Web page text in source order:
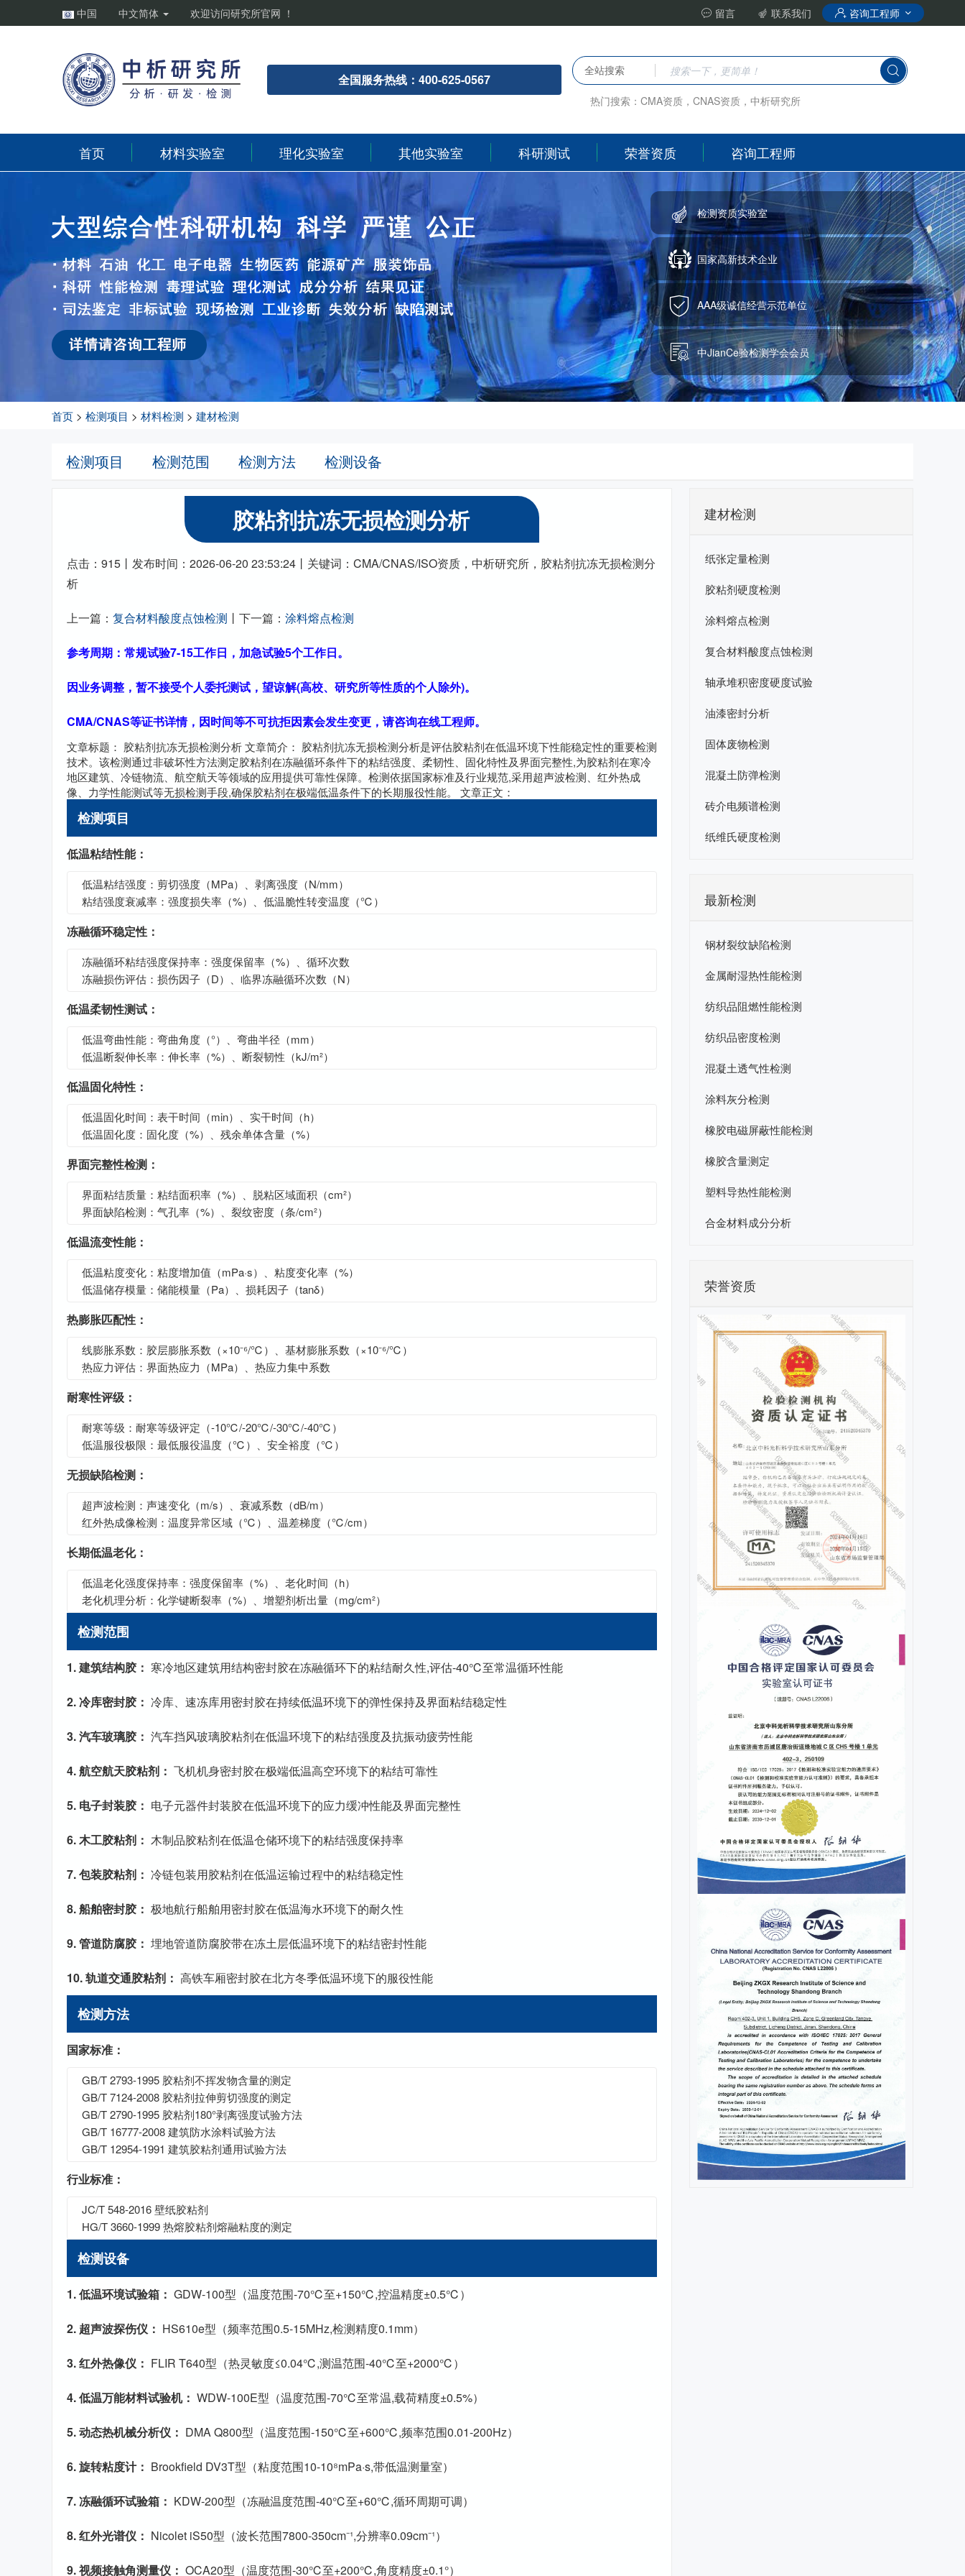
中国 中文简体 欢迎访问研究所官网 ！ 留言 联系我们 咨询工程师
全国服务热线：400-625-0567
全站搜索
热门搜索：CMA资质，CNAS资质，中析研究所
首页 材料实验室 理化实验室 其他实验室 科研测试 荣誉资质 咨询工程师
检测资质实验室
国家高新技术企业
AAA级诚信经营示范单位
中JianCe验检测学会会员
首页 > 检测项目 > 材料检测 > 建材检测
检测项目 检测范围 检测方法 检测设备
胶粘剂抗冻无损检测分析
点击：915丨发布时间：2026-06-20 23:53:24丨关键词：CMA/CNAS/ISO资质，中析研究所，胶粘剂抗冻无损检测分
析
上一篇： 复合材料酸度点蚀检测 丨下一篇： 涂料熔点检测
参考周期：常规试验7-15工作日，加急试验5个工作日。
因业务调整，暂不接受个人委托测试，望谅解(高校、研究所等性质的个人除外)。
CMA/CNAS等证书详情，因时间等不可抗拒因素会发生变更，请咨询在线工程师。
文章标题： 胶粘剂抗冻无损检测分析 文章简介： 胶粘剂抗冻无损检测分析是评估胶粘剂在低温环境下性能稳定性的重要检测
技术。该检测通过非破坏性方法测定胶粘剂在冻融循环条件下的粘结强度、柔韧性、固化特性及界面完整性,为胶粘剂在寒冷
地区建筑、冷链物流、航空航天等领域的应用提供可靠性保障。检测依据国家标准及行业规范,采用超声波检测、红外热成
像、力学性能测试等无损检测手段,确保胶粘剂在极端低温条件下的长期服役性能。 文章正文：
检测项目
低温粘结性能：
低温粘结强度：剪切强度（MPa）、剥离强度（N/mm）
粘结强度衰减率：强度损失率（%）、低温脆性转变温度（℃）
冻融循环稳定性：
冻融循环粘结强度保持率：强度保留率（%）、循环次数
冻融损伤评估：损伤因子（D）、临界冻融循环次数（N）
低温柔韧性测试：
低温弯曲性能：弯曲角度（°）、弯曲半径（mm）
低温断裂伸长率：伸长率（%）、断裂韧性（kJ/m²）
低温固化特性：
低温固化时间：表干时间（min）、实干时间（h）
低温固化度：固化度（%）、残余单体含量（%）
界面完整性检测：
界面粘结质量：粘结面积率（%）、脱粘区域面积（cm²）
界面缺陷检测：气孔率（%）、裂纹密度（条/cm²）
低温流变性能：
低温粘度变化：粘度增加值（mPa·s）、粘度变化率（%）
低温储存模量：储能模量（Pa）、损耗因子（tanδ）
热膨胀匹配性：
线膨胀系数：胶层膨胀系数（×10⁻⁶/℃）、基材膨胀系数（×10⁻⁶/℃）
热应力评估：界面热应力（MPa）、热应力集中系数
耐寒性评级：
耐寒等级：耐寒等级评定（-10℃/-20℃/-30℃/-40℃）
低温服役极限：最低服役温度（℃）、安全裕度（℃）
无损缺陷检测：
超声波检测：声速变化（m/s）、衰减系数（dB/m）
红外热成像检测：温度异常区域（℃）、温差梯度（℃/cm）
长期低温老化：
低温老化强度保持率：强度保留率（%）、老化时间（h）
老化机理分析：化学键断裂率（%）、增塑剂析出量（mg/cm²）
检测范围
1. 建筑结构胶： 寒冷地区建筑用结构密封胶在冻融循环下的粘结耐久性,评估-40℃至常温循环性能
2. 冷库密封胶： 冷库、速冻库用密封胶在持续低温环境下的弹性保持及界面粘结稳定性
3. 汽车玻璃胶： 汽车挡风玻璃胶粘剂在低温环境下的粘结强度及抗振动疲劳性能
4. 航空航天胶粘剂： 飞机机身密封胶在极端低温高空环境下的粘结可靠性
5. 电子封装胶： 电子元器件封装胶在低温环境下的应力缓冲性能及界面完整性
6. 木工胶粘剂： 木制品胶粘剂在低温仓储环境下的粘结强度保持率
7. 包装胶粘剂： 冷链包装用胶粘剂在低温运输过程中的粘结稳定性
8. 船舶密封胶： 极地航行船舶用密封胶在低温海水环境下的耐久性
9. 管道防腐胶： 埋地管道防腐胶带在冻土层低温环境下的粘结密封性能
10. 轨道交通胶粘剂： 高铁车厢密封胶在北方冬季低温环境下的服役性能
检测方法
国家标准：
GB/T 2793-1995 胶粘剂不挥发物含量的测定
GB/T 7124-2008 胶粘剂拉伸剪切强度的测定
GB/T 2790-1995 胶粘剂180°剥离强度试验方法
GB/T 16777-2008 建筑防水涂料试验方法
GB/T 12954-1991 建筑胶粘剂通用试验方法
行业标准：
JC/T 548-2016 壁纸胶粘剂
HG/T 3660-1999 热熔胶粘剂熔融粘度的测定
检测设备
1. 低温环境试验箱： GDW-100型（温度范围-70℃至+150℃,控温精度±0.5℃）
2. 超声波探伤仪： HS610e型（频率范围0.5-15MHz,检测精度0.1mm）
3. 红外热像仪： FLIR T640型（热灵敏度≤0.04℃,测温范围-40℃至+2000℃）
4. 低温万能材料试验机： WDW-100E型（温度范围-70℃至常温,载荷精度±0.5%）
5. 动态热机械分析仪： DMA Q800型（温度范围-150℃至+600℃,频率范围0.01-200Hz）
6. 旋转粘度计： Brookfield DV3T型（粘度范围10-10⁸mPa·s,带低温测量室）
7. 冻融循环试验箱： KDW-200型（冻融温度范围-40℃至+60℃,循环周期可调）
8. 红外光谱仪： Nicolet iS50型（波长范围7800-350cm⁻¹,分辨率0.09cm⁻¹）
9. 视频接触角测量仪： OCA20型（温度范围-30℃至+200℃,角度精度±0.1°）
建材检测
纸张定量检测
胶粘剂硬度检测
涂料熔点检测
复合材料酸度点蚀检测
轴承堆积密度硬度试验
油漆密封分析
固体废物检测
混凝土防弹检测
砖介电频谱检测
纸维氏硬度检测
最新检测
钢材裂纹缺陷检测
金属耐湿热性能检测
纺织品阻燃性能检测
纺织品密度检测
混凝土透气性检测
涂料灰分检测
橡胶电磁屏蔽性能检测
橡胶含量测定
塑料导热性能检测
合金材料成分分析
荣誉资质